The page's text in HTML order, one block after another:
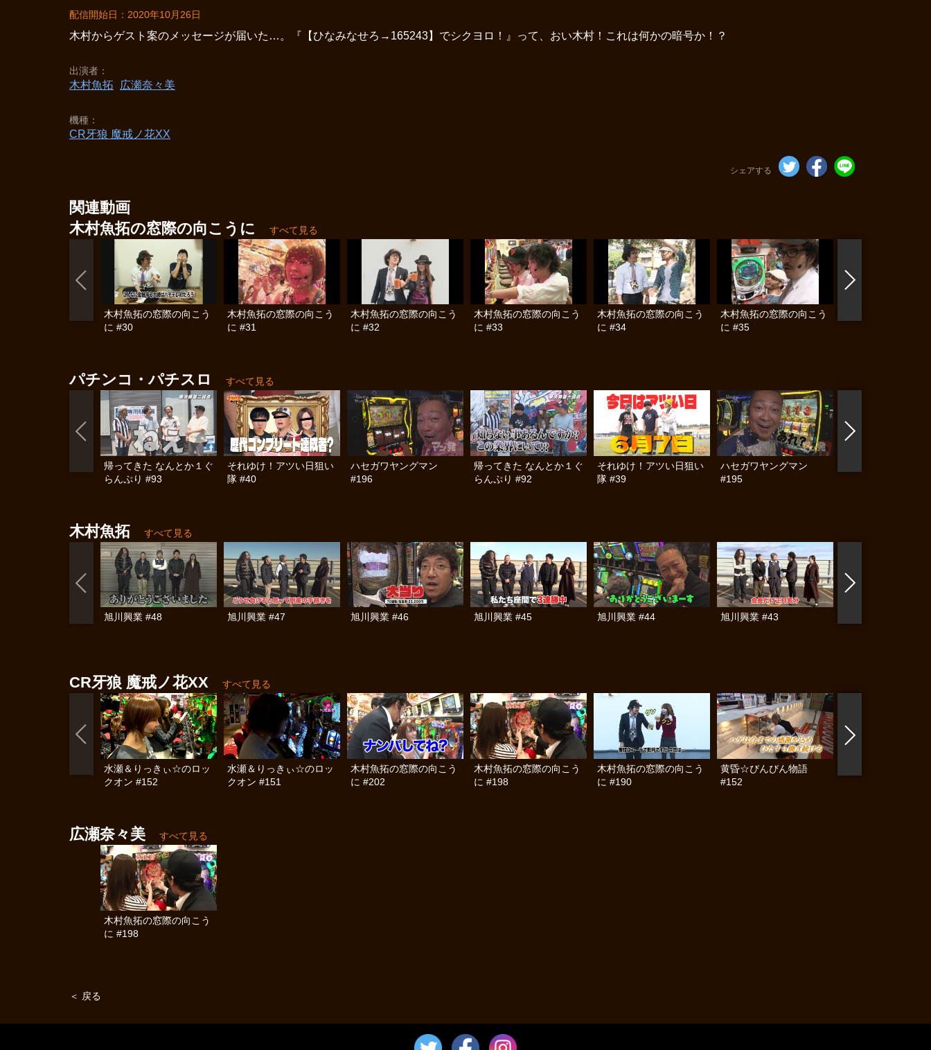
配信開始日：2020年10月26日
木村からゲスト案のメッセージが届いた…。『【ひなみなせろ→165243】でシクヨロ！』って、おい木村！これは何かの暗号か！？
出演者
木村魚拓 広瀬奈々美
機種
CR牙狼 魔戒ノ花XX
シェアする
関連動画
木村魚拓の窓際の向こうに
すべて見る
木村魚拓の窓際の向こう
に #30
木村魚拓の窓際の向こう
に #31
木村魚拓の窓際の向こう
に #32
木村魚拓の窓際の向こう
に #33
木村魚拓の窓際の向こう
に #34
木村魚拓の窓際の向こう
に #35
パチンコ・パチスロ すべて見る
帰ってきた なんとか１ぐ
らんぷり #93
それゆけ！アツい日狙い
隊 #40
ハセガワヤングマン
#196
帰ってきた なんとか１ぐ
らんぷり #92
それゆけ！アツい日狙い
隊 #39
ハセガワヤングマン
#195
木村魚拓 すべて見る
旭川興業 #48 旭川興業 #47 旭川興業 #46 旭川興業 #45 旭川興業 #44 旭川興業 #43
CR牙狼 魔戒ノ花XX すべて見る
水瀬＆りっきぃ☆のロッ
クオン #152
水瀬＆りっきぃ☆のロッ
クオン #151
木村魚拓の窓際の向こう
に #202
木村魚拓の窓際の向こう
に #198
木村魚拓の窓際の向こう
に #190
黄昏☆びんびん物語
#152
広瀬奈々美 すべて見る
木村魚拓の窓際の向こう
に #198
＜ 戻る